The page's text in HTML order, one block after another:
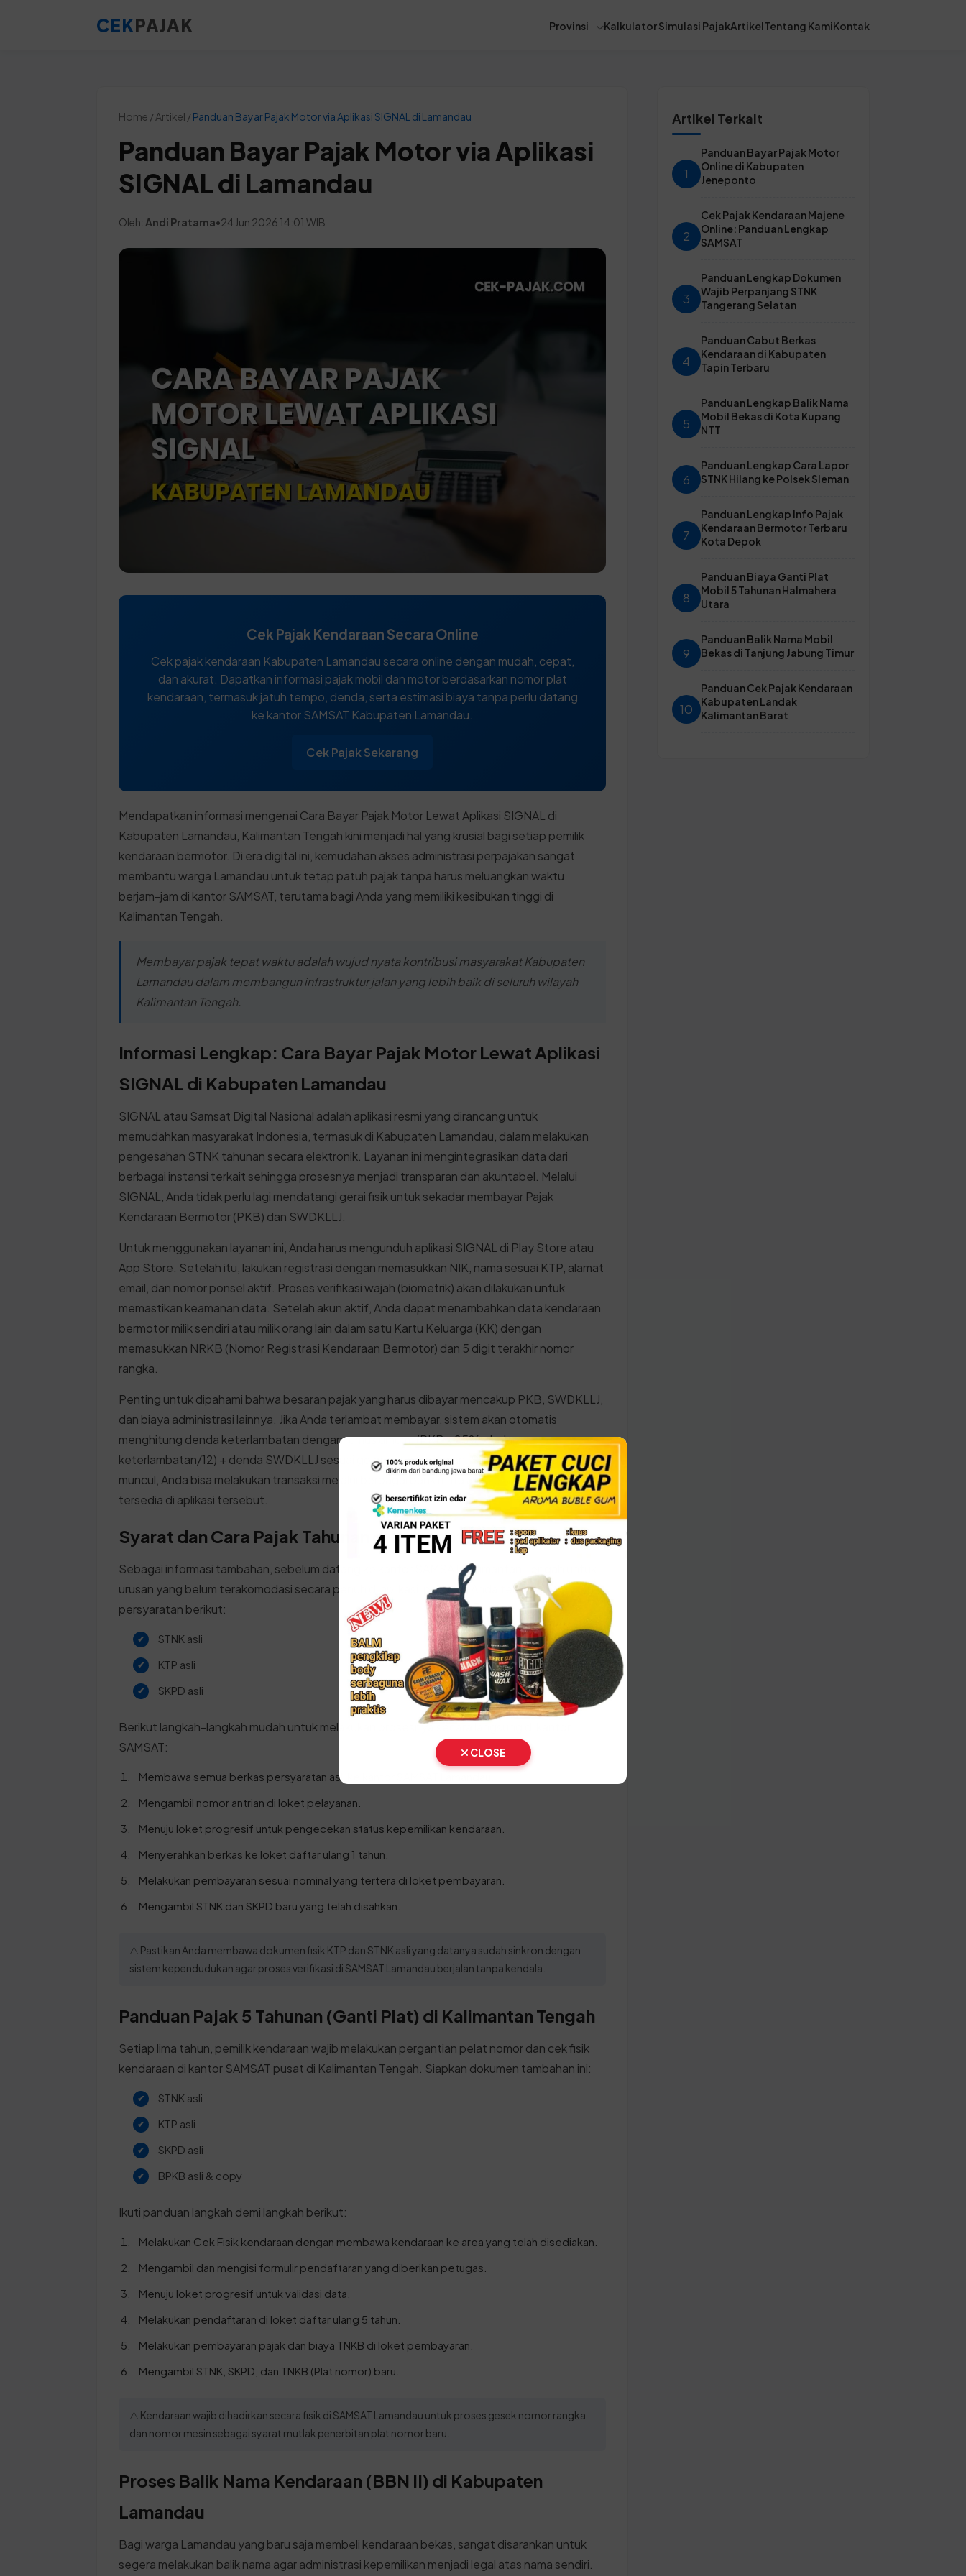
CEKPAJAK Provinsi Kalkulator Simulasi PajakArtikelTentang KamiKontak
Home / Artikel /Panduan Bayar Pajak Motor via Aplikasi SIGNAL di Lamandau
Panduan Bayar Pajak Motor via Aplikasi
SIGNAL di Lamandau
Oleh: Andi Pratama•24 Jun 2026 14:01 WIB
Cek Pajak Kendaraan Secara Online
Cek pajak kendaraan Kabupaten Lamandau secara online dengan mudah, cepat,
dan akurat. Dapatkan informasi pajak mobil dan motor berdasarkan nomor plat
kendaraan, termasuk jatuh tempo, denda, serta estimasi biaya tanpa perlu datang
ke kantor SAMSAT Kabupaten Lamandau.
Cek Pajak Sekarang
Mendapatkan informasi mengenai Cara Bayar Pajak Motor Lewat Aplikasi SIGNAL di
Kabupaten Lamandau, Kalimantan Tengah kini menjadi hal yang krusial bagi setiap pemilik
kendaraan bermotor. Di era digital ini, kemudahan akses administrasi perpajakan sangat
membantu warga Lamandau untuk tetap patuh pajak tanpa harus meluangkan waktu
berjam-jam di kantor SAMSAT, terutama bagi Anda yang memiliki kesibukan tinggi di
Kalimantan Tengah.
Membayar pajak tepat waktu adalah wujud nyata kontribusi masyarakat Kabupaten
Lamandau dalam membangun infrastruktur jalan yang lebih baik di seluruh wilayah
Kalimantan Tengah.
Informasi Lengkap: Cara Bayar Pajak Motor Lewat Aplikasi
SIGNAL di Kabupaten Lamandau
SIGNAL atau Samsat Digital Nasional adalah aplikasi resmi yang dirancang untuk
memudahkan masyarakat Indonesia, termasuk di Kabupaten Lamandau, dalam melakukan
pengesahan STNK tahunan secara elektronik. Layanan ini mengintegrasikan data dari
berbagai instansi terkait sehingga prosesnya menjadi transparan dan akuntabel. Melalui
SIGNAL, Anda tidak perlu lagi mendatangi gerai fisik untuk sekadar membayar Pajak
Kendaraan Bermotor (PKB) dan SWDKLLJ.
Untuk menggunakan layanan ini, Anda harus mengunduh aplikasi SIGNAL di Play Store atau
App Store. Setelah itu, lakukan registrasi dengan memasukkan NIK, nama sesuai KTP, alamat
email, dan nomor ponsel aktif. Proses verifikasi wajah (biometrik) akan dilakukan untuk
memastikan keamanan data. Setelah akun aktif, Anda dapat menambahkan data kendaraan
bermotor milik sendiri atau milik orang lain dalam satu Kartu Keluarga (KK) dengan
memasukkan NRKB (Nomor Registrasi Kendaraan Bermotor) dan 5 digit terakhir nomor
rangka.
Penting untuk dipahami bahwa besaran pajak yang harus dibayar mencakup PKB, SWDKLLJ,
dan biaya administrasi lainnya. Jika Anda terlambat membayar, sistem akan otomatis
menghitung denda keterlambatan dengan rumus umum: (PKB x 25% x bulan
keterlambatan/12) + denda SWDKLLJ sesuai golongan kendaraan. Setelah kode bayar
muncul, Anda bisa melakukan transaksi melalui berbagai bank mitra atau e-wallet yang
tersedia di aplikasi tersebut.
Syarat dan Cara Pajak Tahunan di Kabupaten Lamandau
Sebagai informasi tambahan, sebelum datang ke kantor SAMSAT Kalimantan Tengah untuk
urusan yang belum terakomodasi secara penuh di aplikasi, pastikan Anda telah menyiapkan
persyaratan berikut:
STNK asli
KTP asli
SKPD asli
Berikut langkah-langkah mudah untuk melakukan prosesnya secara langsung di kantor
SAMSAT:
Membawa semua berkas persyaratan asli ke kantor SAMSAT Lamandau.
Mengambil nomor antrian di loket pelayanan.
Menuju loket progresif untuk pengecekan status kepemilikan kendaraan.
Menyerahkan berkas ke loket daftar ulang 1 tahun.
Melakukan pembayaran sesuai nominal yang tertera di loket pembayaran.
Mengambil STNK dan SKPD baru yang telah disahkan.
⚠️ Pastikan Anda membawa dokumen fisik KTP dan STNK asli yang datanya sudah sinkron dengan
sistem kependudukan agar proses verifikasi di SAMSAT Lamandau berjalan tanpa kendala.
Panduan Pajak 5 Tahunan (Ganti Plat) di Kalimantan Tengah
Setiap lima tahun, pemilik kendaraan wajib melakukan pergantian pelat nomor dan cek fisik
kendaraan di kantor SAMSAT pusat di Kalimantan Tengah. Siapkan dokumen tambahan ini:
STNK asli
KTP asli
SKPD asli
BPKB asli & copy
Ikuti panduan langkah demi langkah berikut:
Melakukan Cek Fisik kendaraan dengan membawa kendaraan ke area yang telah disediakan.
Mengambil dan mengisi formulir pendaftaran yang diberikan petugas.
Menuju loket progresif untuk validasi data.
Melakukan pendaftaran di loket daftar ulang 5 tahun.
Melakukan pembayaran pajak dan biaya TNKB di loket pembayaran.
Mengambil STNK, SKPD, dan TNKB (Plat nomor) baru.
⚠️ Kendaraan wajib dihadirkan secara fisik di SAMSAT Lamandau untuk proses gesek nomor rangka
dan nomor mesin sebagai syarat mutlak penerbitan plat nomor baru.
Proses Balik Nama Kendaraan (BBN II) di Kabupaten
Lamandau
Bagi warga Lamandau yang baru saja membeli kendaraan bekas, sangat disarankan untuk
segera melakukan balik nama agar administrasi kepemilikan menjadi legal atas nama sendiri.
Artikel Terkait
1
Panduan Bayar Pajak Motor
Online di Kabupaten
Jeneponto
2
Cek Pajak Kendaraan Majene
Online: Panduan Lengkap
SAMSAT
3
Panduan Lengkap Dokumen
Wajib Perpanjang STNK
Tangerang Selatan
4
Panduan Cabut Berkas
Kendaraan di Kabupaten
Tapin Terbaru
5
Panduan Lengkap Balik Nama
Mobil Bekas di Kota Kupang
NTT
6
Panduan Lengkap Cara Lapor
STNK Hilang ke Polsek Sleman
7
Panduan Lengkap Info Pajak
Kendaraan Bermotor Terbaru
Kota Depok
8
Panduan Biaya Ganti Plat
Mobil 5 Tahunan Halmahera
Utara
9
Panduan Balik Nama Mobil
Bekas di Tanjung Jabung Timur
10
Panduan Cek Pajak Kendaraan
Kabupaten Landak
Kalimantan Barat
CLOSE